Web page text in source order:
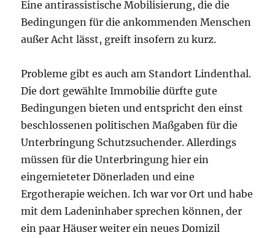
Eine antirassistische Mobilisierung, die die
Bedingungen für die ankommenden Menschen
außer Acht lässt, greift insofern zu kurz.
Probleme gibt es auch am Standort Lindenthal.
Die dort gewählte Immobilie dürfte gute
Bedingungen bieten und entspricht den einst
beschlossenen politischen Maßgaben für die
Unterbringung Schutzsuchender. Allerdings
müssen für die Unterbringung hier ein
eingemieteter Dönerladen und eine
Ergotherapie weichen. Ich war vor Ort und habe
mit dem Ladeninhaber sprechen können, der
ein paar Häuser weiter ein neues Domizil